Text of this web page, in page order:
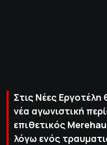
Στις Νέες Εργοτέλη
νέα αγωνιστική
επιθετικός
λόγω ενός